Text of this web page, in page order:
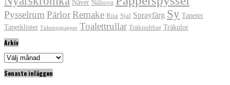
Näver Nåltova
Pysselrum PärlorRemake Rita Sjal Sprayfärg Sy Tapeter
Tapetklister Tidningspapper Toalettrullar Träknubbar Träkulor
Arkiv
Arkiv
Senaste inläggen